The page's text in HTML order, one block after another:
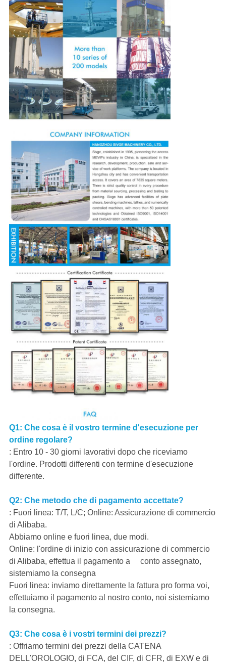
Q1: Che cosa è il vostro termine d'esecuzione per
ordine regolare?
: Entro 10 - 30 giorni lavorativi dopo che riceviamo
l'ordine. Prodotti differenti con termine d'esecuzione
differente.
Q2: Che metodo che di pagamento accettate?
: Fuori linea: T/T, L/C; Online: Assicurazione di commercio
di Alibaba.
Abbiamo online e fuori linea, due modi.
Online: l'ordine di inizio con assicurazione di commercio
di Alibaba, effettua il pagamento a conto assegnato,
sistemiamo la consegna
Fuori linea: inviamo direttamente la fattura pro forma voi,
effettuiamo il pagamento al nostro conto, noi sistemiamo
la consegna.
Q3: Che cosa è i vostri termini dei prezzi?
: Offriamo termini dei prezzi della CATENA
DELL'OROLOGIO, di FCA, del CIF, di CFR, di EXW e di